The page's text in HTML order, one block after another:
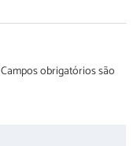
Campos obrigatórios são